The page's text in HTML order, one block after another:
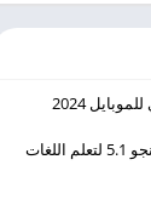
2024
تحميل تطبيق Duolingo ‏دوولينجو 5.1 لتعلم اللغات